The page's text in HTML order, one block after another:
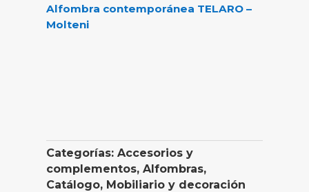
Alfombra contemporánea TELARO –
Molteni
Categorías:Accesorios y
complementos,Alfombras,
Catálogo, Mobiliario y decoración